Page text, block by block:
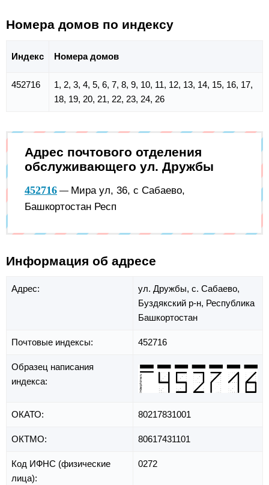
Номера домов по индексу
Индекс Номера домов
452716
1, 2, 3, 4, 5, 6, 7, 8, 9, 10, 11, 12, 13, 14, 15, 16, 17,
18, 19, 20, 21, 22, 23, 24, 26
Адрес почтового отделения
обслуживающего ул. Дружбы
452716 — Мира ул, 36, с Сабаево,
Башкортостан Респ
Информация об адресе
Адрес: ул. Дружбы, с. Сабаево,
Буздякский р-н, Республика
Башкортостан
Почтовые индексы: 452716
Образец написания
индекса:
ОКАТО: 80217831001
ОКТМО: 80617431101
Код ИФНС (физические
лица):
0272